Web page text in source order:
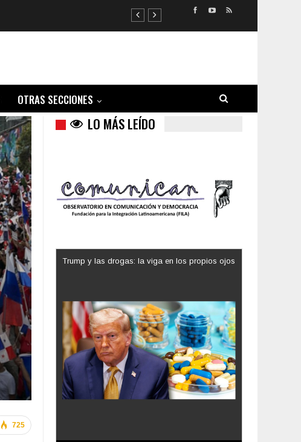
OTRAS SECCIONES
725
LO MÁS LEÍDO
Trump y las drogas: la viga en los propios ojos